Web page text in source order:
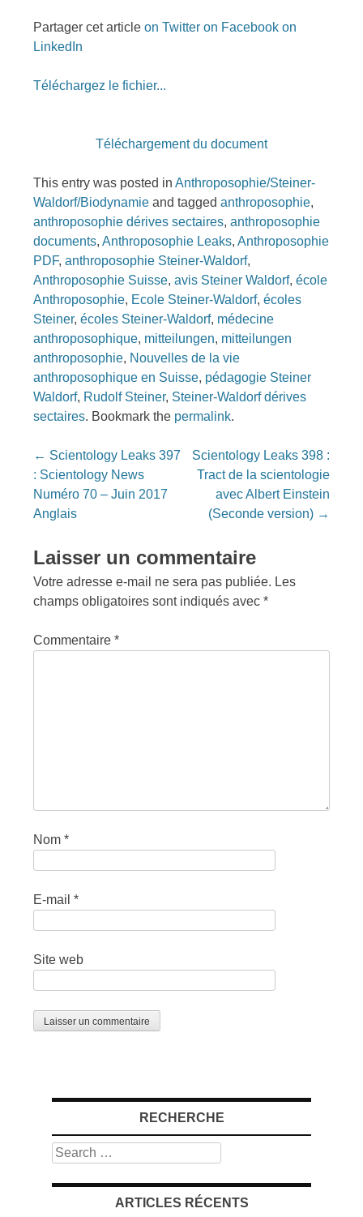
Partager cet articleon Twitter on Facebook on
LinkedIn
Téléchargez le fichier...
Téléchargement du document
This entry was posted inAnthroposophie/Steiner-
Waldorf/Biodynamie and taggedanthroposophie,
anthroposophie dérives sectaires,anthroposophie
documents,Anthroposophie Leaks,Anthroposophie
PDF,anthroposophie Steiner-Waldorf,
Anthroposophie Suisse,avis Steiner Waldorf,école
Anthroposophie, Ecole Steiner-Waldorf,écoles
Steiner,écoles Steiner-Waldorf, médecine
anthroposophique, mitteilungen, mitteilungen
anthroposophie, Nouvelles de la vie
anthroposophique en Suisse, pédagogie Steiner
Waldorf, Rudolf Steiner, Steiner-Waldorf dérives
sectaires. Bookmark the permalink.
Post
navigation
← Scientology Leaks 397
: Scientology News
Numéro 70 – Juin 2017
Anglais
Scientology Leaks 398 :
Tract de la scientologie
avec Albert Einstein
(Seconde version) →
Laisser un commentaire
Votre adresse e-mail ne sera pas publiée. Les
champs obligatoires sont indiqués avec*
Commentaire*
Nom*
E-mail*
Site web
RECHERCHE
Search
ARTICLES RÉCENTS